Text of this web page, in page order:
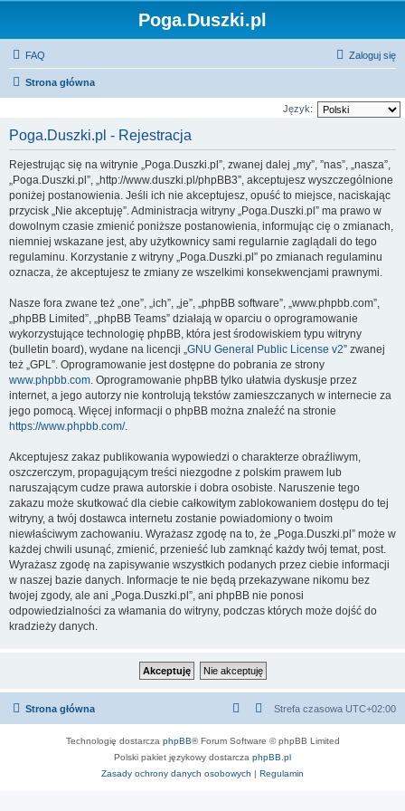
Poga.Duszki.pl
FAQ Zaloguj się
Strona główna
Język:
Poga.Duszki.pl - Rejestracja
Rejestrując się na witrynie „Poga.Duszki.pl”, zwanej dalej „my”, ”nas”, „nasza”,
„Poga.Duszki.pl”, „http://www.duszki.pl/phpBB3”, akceptujesz wyszczególnione
poniżej postanowienia. Jeśli ich nie akceptujesz, opuść to miejsce, naciskając
przycisk „Nie akceptuję”. Administracja witryny „Poga.Duszki.pl” ma prawo w
dowolnym czasie zmienić poniższe postanowienia, informując cię o zmianach,
niemniej wskazane jest, aby użytkownicy sami regularnie zaglądali do tego
regulaminu. Korzystanie z witryny „Poga.Duszki.pl” po zmianach regulaminu
oznacza, że akceptujesz te zmiany ze wszelkimi konsekwencjami prawnymi.
Nasze fora zwane też „one”, „ich”, „je”, „phpBB software”, „www.phpbb.com”,
„phpBB Limited”, „phpBB Teams” działają w oparciu o oprogramowanie
wykorzystujące technologię phpBB, która jest środowiskiem typu witryny
(bulletin board), wydane na licencji „GNU General Public License v2” zwanej
też „GPL”. Oprogramowanie jest dostępne do pobrania ze strony
www.phpbb.com. Oprogramowanie phpBB tylko ułatwia dyskusje przez
internet, a jego autorzy nie kontrolują tekstów zamieszczanych w internecie za
jego pomocą. Więcej informacji o phpBB można znaleźć na stronie
https://www.phpbb.com/.
Akceptujesz zakaz publikowania wypowiedzi o charakterze obraźliwym,
oszczerczym, propagującym treści niezgodne z polskim prawem lub
naruszającym cudze prawa autorskie i dobra osobiste. Naruszenie tego
zakazu może skutkować dla ciebie całkowitym zablokowaniem dostępu do tej
witryny, a twój dostawca internetu zostanie powiadomiony o twoim
niewłaściwym zachowaniu. Wyrażasz zgodę na to, że „Poga.Duszki.pl” może w
każdej chwili usunąć, zmienić, przenieść lub zamknąć każdy twój temat, post.
Wyrażasz zgodę na zapisywanie wszystkich podanych przez ciebie informacji
w naszej bazie danych. Informacje te nie będą przekazywane nikomu bez
twojej zgody, ale ani „Poga.Duszki.pl”, ani phpBB nie ponosi
odpowiedzialności za włamania do witryny, podczas których może dojść do
kradzieży danych.
Strona główna Strefa czasowa UTC+02:00
Technologię dostarcza phpBB® Forum Software © phpBB Limited
Polski pakiet językowy dostarcza phpBB.pl
Zasady ochrony danych osobowych | Regulamin